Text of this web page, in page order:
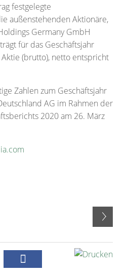
festgelegte
außenstehenden Aktionäre,
Germany GmbH
für das Geschäftsjahr
(brutto), netto entspricht
Zahlen zum Geschäftsjahr
AG im Rahmen der
2020 am 26. März